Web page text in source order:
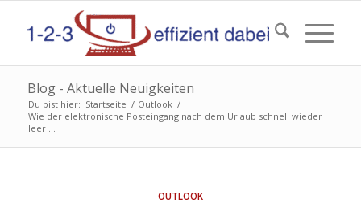
Blog - Aktuelle Neuigkeiten
Du bist hier: Startseite / Outlook /
Wie der elektronische Posteingang nach dem Urlaub schnell wieder
leer ...
OUTLOOK